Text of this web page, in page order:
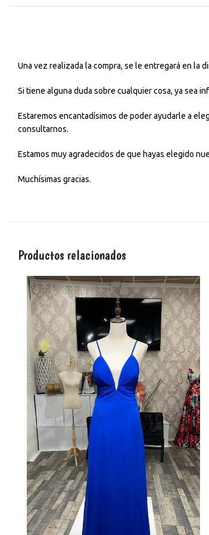
Una vez realizada la compra, se le entregará en la
Si tiene alguna duda sobre cualquier cosa, ya sea
Estaremos encantadísimos de poder ayudarle a
consultarnos.
Estamos muy agradecidos de que hayas elegido
Muchísimas gracias.
Productos relacionados